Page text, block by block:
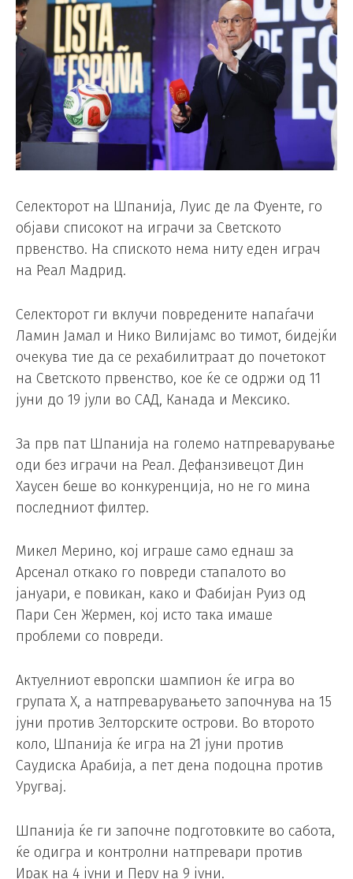
Селекторот на Шпанија, Луис де ла Фуенте, го
објави списокот на играчи за Светското
првенство. На спиското нема ниту еден играч
на Реал Мадрид.
Селекторот ги вклучи повредените напаѓачи
Ламин Јамал ​​и Нико Вилијамс во тимот, бидејќи
очекува тие да се рехабилитраат до почетокот
на Светското првенство, кое ќе се одржи од 11
јуни до 19 јули во САД, Канада и Мексико.
За прв пат Шпанија на големо натпреварување
оди без играчи на Реал. Дефанзивецот Дин
Хаусен беше во конкуренција, но не го мина
последниот филтер.
Микел Мерино, кој играше само еднаш за
Арсенал откако го повреди стапалото во
јануари, е повикан, како и Фабијан Руиз од
Пари Сен Жермен, кој исто така имаше
проблеми со повреди.
Актуелниот европски шампион ќе игра во
групата Х, а натпреварувањето започнува на 15
јуни против Зелторските острови. Во второто
коло, Шпанија ќе игра на 21 јуни против
Саудиска Арабија, а пет дена подоцна против
Уругвај.
Шпанија ќе ги започне подготовките во сабота,
ќе одигра и контролни натпревари против
Ирак на 4 јуни и Перу на 9 јуни.